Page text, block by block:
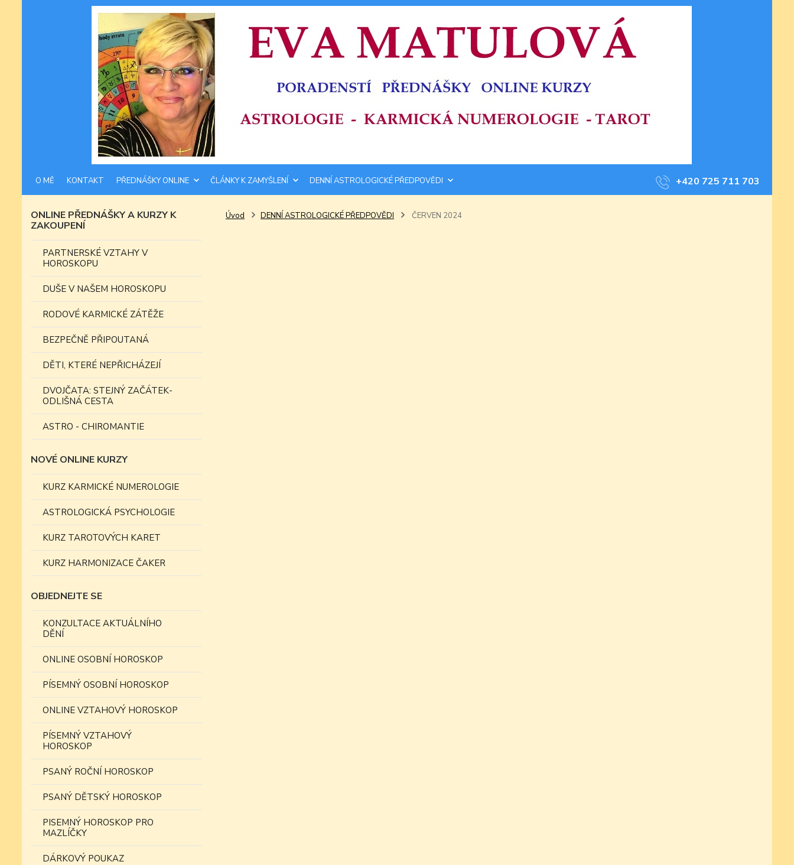
O MĚ KONTAKT PŘEDNÁŠKY ONLINE ČLÁNKY K ZAMYŠLENÍ DENNÍ ASTROLOGICKÉ PŘEDPOVĚDI +420 725 711 703
ONLINE PŘEDNÁŠKY A KURZY K
ZAKOUPENÍ
PARTNERSKÉ VZTAHY V
HOROSKOPU
DUŠE V NAŠEM HOROSKOPU
RODOVÉ KARMICKÉ ZÁTĚŽE
BEZPEČNĚ PŘIPOUTANÁ
DĚTI, KTERÉ NEPŘICHÁZEJÍ
DVOJČATA: STEJNÝ ZAČÁTEK-
ODLIŠNÁ CESTA
ASTRO - CHIROMANTIE
NOVÉ ONLINE KURZY
KURZ KARMICKÉ NUMEROLOGIE
ASTROLOGICKÁ PSYCHOLOGIE
KURZ TAROTOVÝCH KARET
KURZ HARMONIZACE ČAKER
OBJEDNEJTE SE
KONZULTACE AKTUÁLNÍHO
DĚNÍ
ONLINE OSOBNÍ HOROSKOP
PÍSEMNÝ OSOBNÍ HOROSKOP
ONLINE VZTAHOVÝ HOROSKOP
PÍSEMNÝ VZTAHOVÝ
HOROSKOP
PSANÝ ROČNÍ HOROSKOP
PSANÝ DĚTSKÝ HOROSKOP
PISEMNÝ HOROSKOP PRO
MAZLÍČKY
DÁRKOVÝ POUKAZ
Úvod DENNÍ ASTROLOGICKÉ PŘEDPOVĚDI ČERVEN 2024